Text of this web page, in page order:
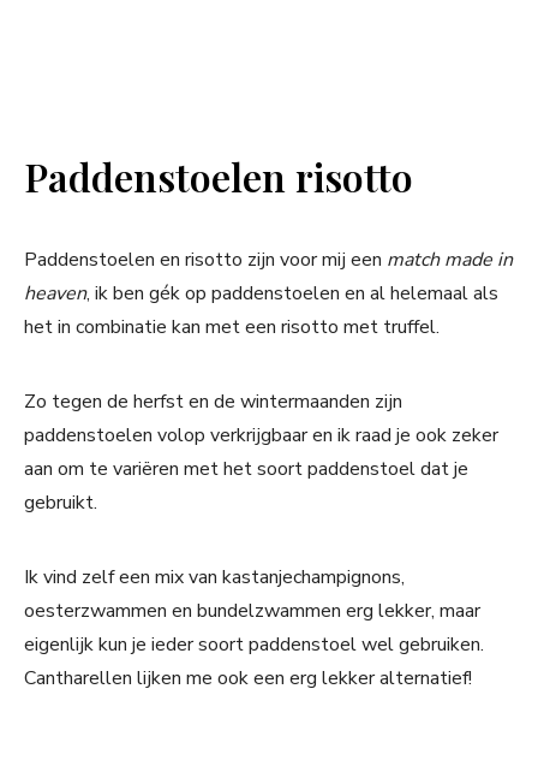
Paddenstoelen risotto
Paddenstoelen en risotto zijn voor mij een match made in
heaven, ik ben gék op paddenstoelen en al helemaal als
het in combinatie kan met een risotto met truffel.
Zo tegen de herfst en de wintermaanden zijn
paddenstoelen volop verkrijgbaar en ik raad je ook zeker
aan om te variëren met het soort paddenstoel dat je
gebruikt.
Ik vind zelf een mix van kastanjechampignons,
oesterzwammen en bundelzwammen erg lekker, maar
eigenlijk kun je ieder soort paddenstoel wel gebruiken.
Cantharellen lijken me ook een erg lekker alternatief!